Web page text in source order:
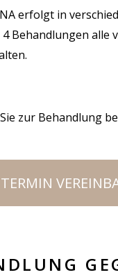
erfolgt in
Behandlungen alle
zur Behandlung